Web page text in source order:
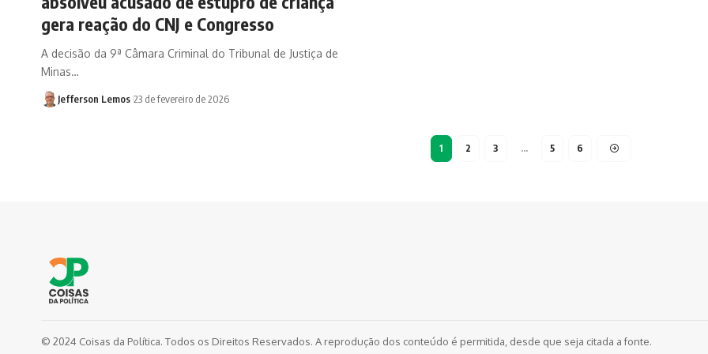
gera reação do CNJ e Congresso
A decisão da 9ª Câmara Criminal do Tribunal de Justiça de
Minas…
Jefferson Lemos 23 de fevereiro de 2026
1 2 3 … 5 6
© 2024 Coisas da Política. Todos os Direitos Reservados. A reprodução dos conteúdo é permitida, desde que seja citada a fonte.